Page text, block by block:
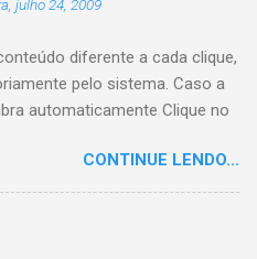
julho 24, 2009
diferente a cada clique,
pelo sistema. Caso a
automaticamente Clique no
CONTINUE LENDO...